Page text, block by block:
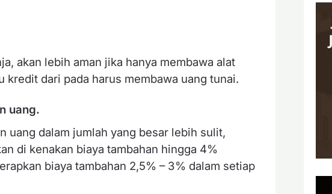
akan lebih aman jika hanya membawa alat
kredit dari pada harus membawa uang tunai.
uang.
uang dalam jumlah yang besar lebih sulit,
di kenakan biaya tambahan hingga 4%
biaya tambahan 2,5% – 3% dalam setiap